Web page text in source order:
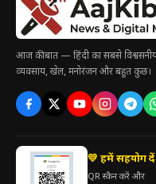
आज की बात — हिंदी का सबसे विश्वसनीय
व्यवसाय, खेल, मनोरंजन और बहुत कुछ।
💛 हमें सहयोग दें
QR स्कैन करें और